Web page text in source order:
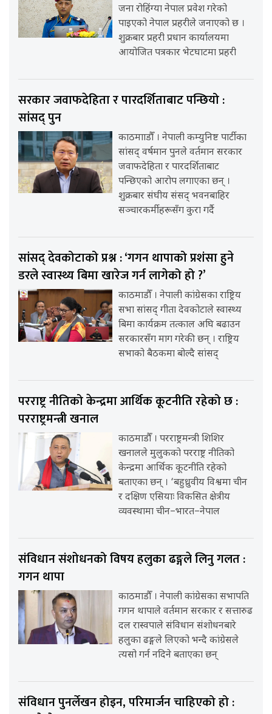
जना रोहिंग्या नेपाल प्रवेश गरेको
पाइएको नेपाल प्रहरीले जनाएको छ ।
शुक्रबार प्रहरी प्रधान कार्यालयमा
आयोजित पत्रकार भेटघाटमा प्रहरी
सरकार जवाफदेहिता र पारदर्शिताबाट पन्छियो :
सांसद् पुन
काठमााडौँ । नेपाली कम्युनिष्ट पार्टीका
सांसद् वर्षमान पुनले वर्तमान सरकार
जवाफदेहिता र पारदर्शिताबाट
पन्छिएको आरोप लगाएका छन् ।
शुक्रबार संघीय संसद् भवनबाहिर
सञ्चारकर्मीहरूसँग कुरा गर्दै
सांसद् देवकोटाको प्रश्न : ‘गगन थापाको प्रशंसा हुने
डरले स्वास्थ्य बिमा खारेज गर्न लागेको हो ?’
काठमाडौँ । नेपाली कांग्रेसका राष्ट्रिय
सभा सांसद् गीता देवकोटाले स्वास्थ्य
बिमा कार्यक्रम तत्काल अघि बढाउन
सरकारसँग माग गरेकी छन् । राष्ट्रिय
सभाको बैठकमा बोल्दै सांसद्
परराष्ट्र नीतिको केन्द्रमा आर्थिक कूटनीति रहेको छ :
परराष्ट्रमन्त्री खनाल
काठमाडौँ । परराष्ट्रमन्त्री शिशिर
खनालले मुलुकको परराष्ट्र नीतिको
केन्द्रमा आर्थिक कूटनीति रहेको
बताएका छन् । ‘बहुध्रुवीय विश्वमा चीन
र दक्षिण एसियाः विकसित क्षेत्रीय
व्यवस्थामा चीन–भारत–नेपाल
संविधान संशोधनको विषय हलुका ढङ्गले लिनु गलत :
गगन थापा
काठमाडौँ । नेपाली कांग्रेसका सभापति
गगन थापाले वर्तमान सरकार र सत्तारुढ
दल रास्वपाले संविधान संशोधनबारे
हलुका ढङ्गले लिएको भन्दै कांग्रेसले
त्यसो गर्न नदिने बताएका छन्
संविधान पुनर्लेखन होइन, परिमार्जन चाहिएको हो :